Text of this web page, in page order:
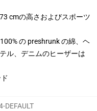
cmの高さおよびスポーツ
の preshrunk の綿、ヘ
ル、デニムのヒーザーは
DEFAULT